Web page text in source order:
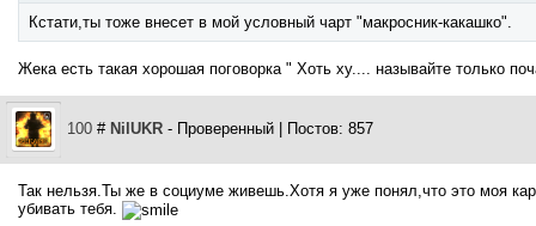
Кстати,ты тоже внесет в мой условный чарт "макросник-какашко".
Жека есть такая хорошая поговорка " Хоть ху.... называйте только
100 # NilUKR - Проверенный | Постов: 857
Так нельзя.Ты же в социуме живешь.Хотя я уже понял,что это моя
убивать тебя.